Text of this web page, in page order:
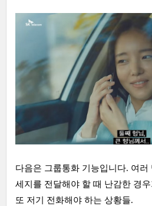
다음은 그룹통화 기능입니다. 여러
세지를 전달해야 할 때 난감한 경
또 저기 전화해야 하는 상황들.